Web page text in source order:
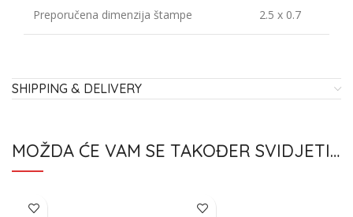
Preporučena dimenzija štampe 2.5 x 0.7
SHIPPING & DELIVERY
MOŽDA ĆE VAM SE TAKOĐER SVIDJETI…